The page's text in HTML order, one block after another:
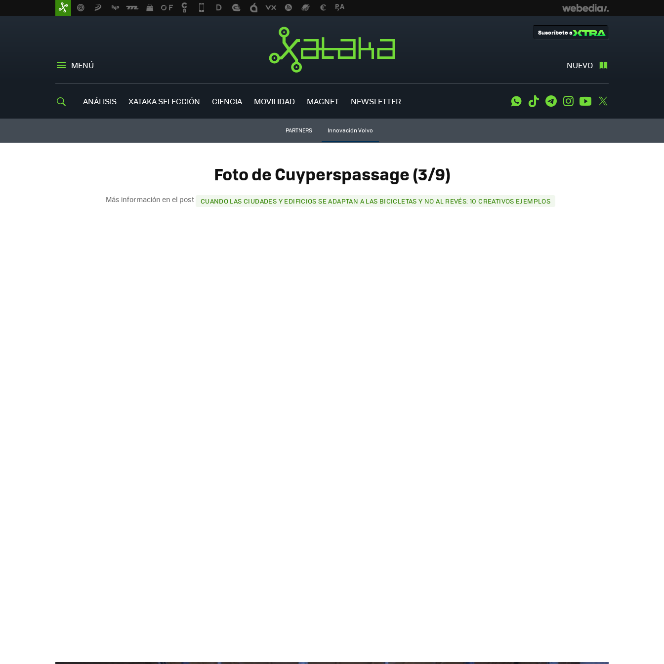
MENÚ NUEVO
Suscríbete a
ANÁLISIS XATAKA SELECCIÓN CIENCIA MOVILIDAD MAGNET NEWSLETTER WhatsApp
Tiktok TelegramInstagramYoutube
PARTNERS Innovación Volvo
Foto de Cuyperspassage (3/9)
Más información en el post CUANDO LAS CIUDADES Y EDIFICIOS SE ADAPTAN A LAS BICICLETAS Y NO AL REVÉS: 10 CREATIVOS EJEMPLOS